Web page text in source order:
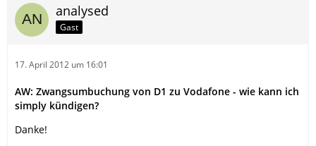
analysed
Gast
17. April 2012 um 16:01
AW: Zwangsumbuchung von D1 zu Vodafone - wie kann ich
simply kündigen?
Danke!